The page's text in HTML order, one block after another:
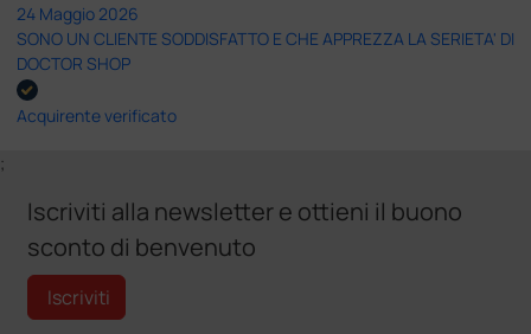
24 Maggio 2026
SONO UN CLIENTE SODDISFATTO E CHE APPREZZA LA SERIETA' DI
DOCTOR SHOP
Acquirente verificato
;
Iscriviti alla newsletter e ottieni il buono
sconto di benvenuto
Iscriviti